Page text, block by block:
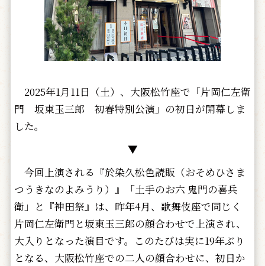
2025年1月11日（土）、大阪松竹座で「片岡仁左衛
門 坂東玉三郎 初春特別公演」の初日が開幕しま
した。
▼
今回上演される『於染久松色読販（おそめひさま
つうきなのよみうり）』「土手のお六 鬼門の喜兵
衛」と『神田祭』は、昨年4月、歌舞伎座で同じく
片岡仁左衛門と坂東玉三郎の顔合わせで上演され、
大入りとなった演目です。このたびは実に19年ぶり
となる、大阪松竹座での二人の顔合わせに、初日か